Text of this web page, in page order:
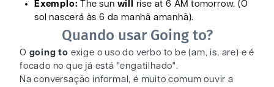
Exemplo: The sun will
rise at 6 AM tomorrow. (O
sol nascerá às 6 da manhã amanhã).
Quando usar Going to?
O going to exige o uso do verbo to be (am, is, are) e é
focado no que já está "engatilhado".
Na conversação informal, é muito comum ouvir a